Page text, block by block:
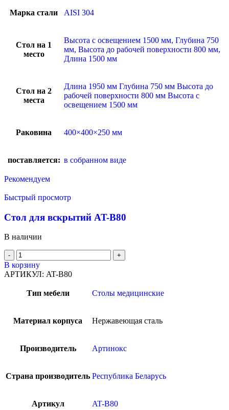
Марка стали AISI 304
Стол на 1
место
Высота с освещением 1500 мм, Глубина 750
мм, Высота до рабочей поверхности 800 мм,
Длина 1500 мм
Стол на 2
места
Длина 1950 мм Глубина 750 мм Высота до
рабочей поверхности 800 мм Высота с
освещением 1500 мм
Раковина 400×400×250 мм
поставляется: в собранном виде
Рекомендуем
Быстрый просмотр
Стол для вскрытий AT-B80
В наличии
В корзину
АРТИКУЛ: AT-B80
Тип мебели Столы медицинские
Материал корпуса Нержавеющая сталь
Производитель Артинокс
Страна производитель Республика Беларусь
Артикул AT-B80